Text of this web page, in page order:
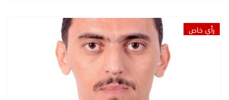
رأي خاص